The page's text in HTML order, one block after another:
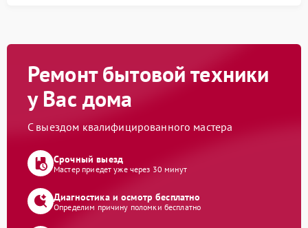
Ремонт бытовой техники
у Вас дома
С выездом квалифицированного мастера
Срочный выезд
Мастер приедет уже через 30 минут
Диагностика и осмотр бесплатно
Определим причину поломки бесплатно